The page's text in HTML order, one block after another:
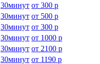
30минут от 300 р
30минут от 500 р
30минут от 300 р
30минут от 1000 р
30минут от 2100 р
30минут от 1190 р